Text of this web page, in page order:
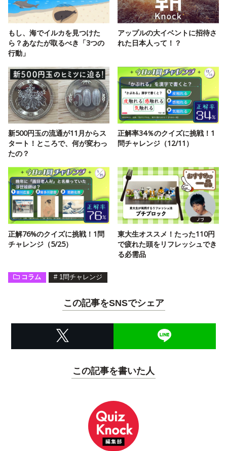
もし、海でイルカを見つけた
ら？あなたが取るべき「3つの
行動」
アップルの大イベントに招待さ
れた日本人って！？
新500円玉の流通が11月からス
タート！ところで、何が変わっ
たの？
正解率34％のクイズに挑戦！1
問チャレンジ（12/11）
正解76%のクイズに挑戦！1問
チャレンジ（5/25）
東大生オススメ！たった110円
で疲れた頭をリフレッシュでき
る必需品
コラム # 1問チャレンジ
この記事をSNSでシェア
この記事を書いた人